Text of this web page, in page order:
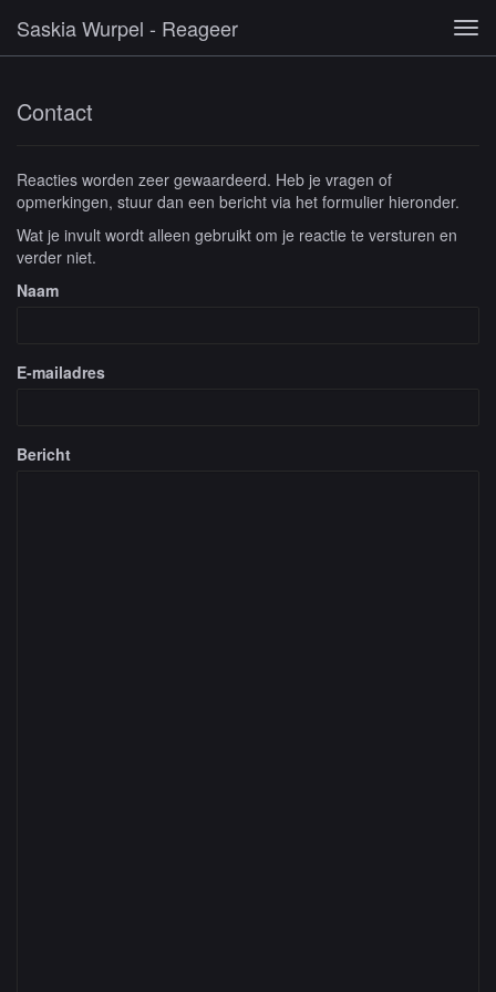
Saskia Wurpel - Reageer
Contact
Reacties worden zeer gewaardeerd. Heb je vragen of
opmerkingen, stuur dan een bericht via het formulier hieronder.
Wat je invult wordt alleen gebruikt om je reactie te versturen en
verder niet.
Naam
E-mailadres
Bericht